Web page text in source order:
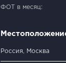
ФОТ в месяц:
Россия, Москва